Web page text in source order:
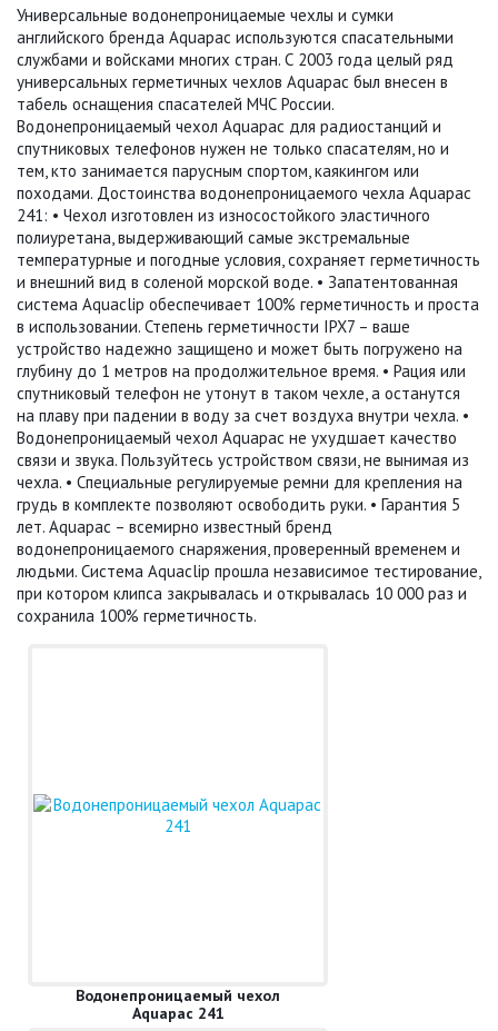
Универсальные водонепроницаемые чехлы и сумки
английского бренда Aquapac используются спасательными
службами и войсками многих стран. С 2003 года целый ряд
универсальных герметичных чехлов Aquapac был внесен в
табель оснащения спасателей МЧС России.
Водонепроницаемый чехол Aquapac для радиостанций и
спутниковых телефонов нужен не только спасателям, но и
тем, кто занимается парусным спортом, каякингом или
походами. Достоинства водонепроницаемого чехла Aquapac
241: • Чехол изготовлен из износостойкого эластичного
полиуретана, выдерживающий самые экстремальные
температурные и погодные условия, сохраняет герметичность
и внешний вид в соленой морской воде. • Запатентованная
система Aquaclip обеспечивает 100% герметичность и проста
в использовании. Степень герметичности IPX7 – ваше
устройство надежно защищено и может быть погружено на
глубину до 1 метров на продолжительное время. • Рация или
спутниковый телефон не утонут в таком чехле, а останутся
на плаву при падении в воду за счет воздуха внутри чехла. •
Водонепроницаемый чехол Aquapac не ухудшает качество
связи и звука. Пользуйтесь устройством связи, не вынимая из
чехла. • Специальные регулируемые ремни для крепления на
грудь в комплекте позволяют освободить руки. • Гарантия 5
лет. Aquapac – всемирно известный бренд
водонепроницаемого снаряжения, проверенный временем и
людьми. Система Aquaclip прошла независимое тестирование,
при котором клипса закрывалась и открывалась 10 000 раз и
сохранила 100% герметичность.
Водонепроницаемый чехол
Aquapac 241